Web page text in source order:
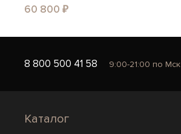
60 800 ₽
8 800 500 41 58 9:00-21:00 по Мск
Каталог